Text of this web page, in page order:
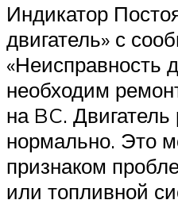
Индикатор
двигатель» с
«Неисправность
необходим
на BC. Двигатель
нормально. Это
признаком
или топливной